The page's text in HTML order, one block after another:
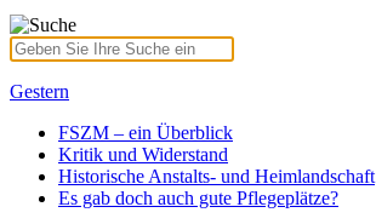
Gestern
FSZM – ein Überblick
Kritik und Widerstand
Historische Anstalts- und Heimlandschaft
Es gab doch auch gute Pflegeplätze?